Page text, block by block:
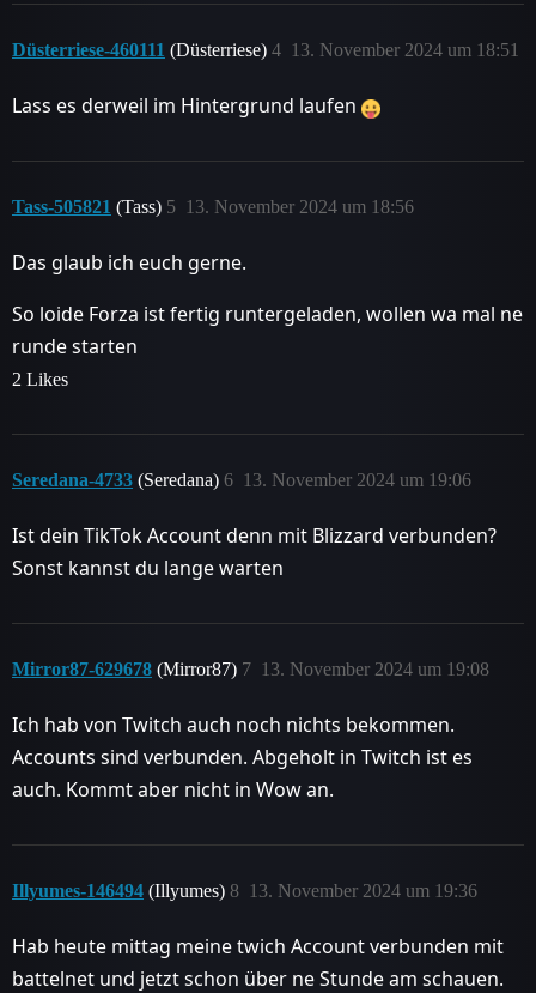
Düsterriese-460111 (Düsterriese) 13. November 2024 um 18:51
4
Lass es derweil im Hintergrund laufen
Tass-505821 (Tass) 13. November 2024 um 18:56
5
Das glaub ich euch gerne.
So loide Forza ist fertig runtergeladen, wollen wa mal ne
runde starten
2 Likes
Seredana-4733 (Seredana) 13. November 2024 um 19:06
6
Ist dein TikTok Account denn mit Blizzard verbunden?
Sonst kannst du lange warten
Mirror87-629678 (Mirror87) 13. November 2024 um 19:08
7
Ich hab von Twitch auch noch nichts bekommen.
Accounts sind verbunden. Abgeholt in Twitch ist es
auch. Kommt aber nicht in Wow an.
Illyumes-146494 (Illyumes) 13. November 2024 um 19:36
8
Hab heute mittag meine twich Account verbunden mit
battelnet und jetzt schon über ne Stunde am schauen.